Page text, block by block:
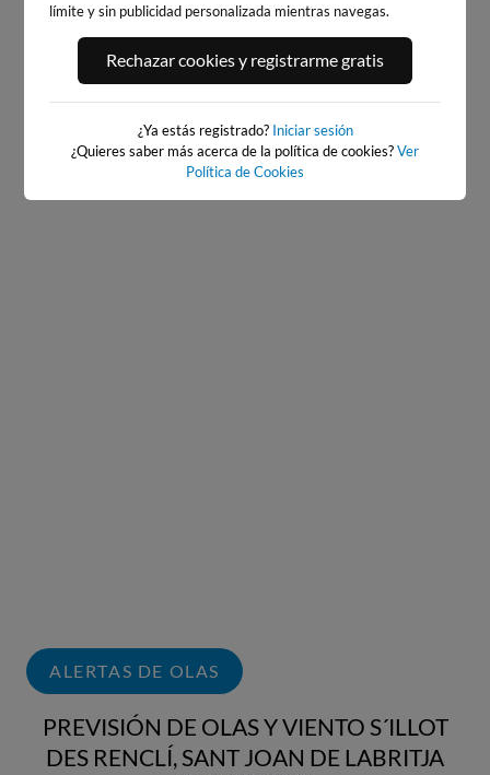
PORT ANDRATX
91km · Andratx
PLAYA DE LA GRAVA
0.1 m CHOPI
ALERTAS DE OLAS
PREVISIÓN DE OLAS Y VIENTO S´ILLOT
DES RENCLÍ, SANT JOAN DE LABRITJA
límite y sin publicidad personalizada mientras navegas.
Rechazar cookies y registrarme gratis
¿Ya estás registrado? Iniciar sesión
¿Quieres saber más acerca de la política de cookies?Ver
Política de Cookies